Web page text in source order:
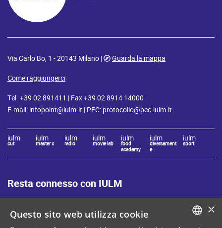
Via Carlo Bo, 1 - 20143 Milano |
Guarda la mappa
Come raggiungerci
Tel. +39 02 891411 | Fax +39 02 8914 14000
E-mail: infopoint@iulm.it | PEC: protocollo@pec.iulm.it
iulm
cut
iulm
master x
iulm
radio
iulm
movie lab
iulm
food
academy
iulm
diversament
e
iulm
sport
Resta connesso con IULM
×
Questo sito web utilizza cookie